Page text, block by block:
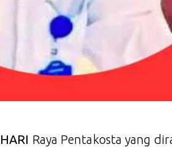
HARI Raya Pentakosta yang